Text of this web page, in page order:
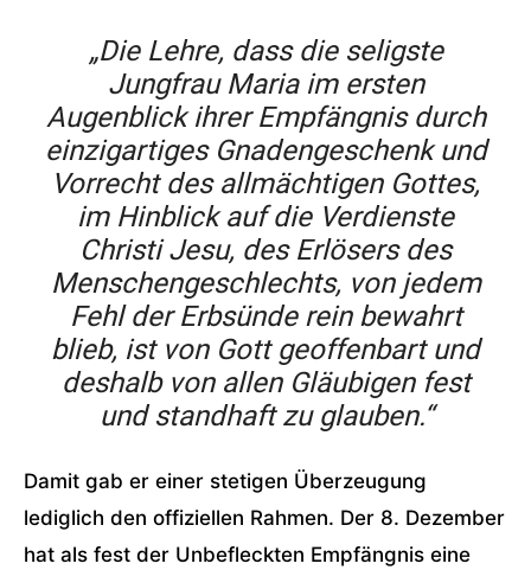
„Die Lehre, dass die seligste
Jungfrau Maria im ersten
Augenblick ihrer Empfängnis durch
einzigartiges Gnadengeschenk und
Vorrecht des allmächtigen Gottes,
im Hinblick auf die Verdienste
Christi Jesu, des Erlösers des
Menschengeschlechts, von jedem
Fehl der Erbsünde rein bewahrt
blieb, ist von Gott geoffenbart und
deshalb von allen Gläubigen fest
und standhaft zu glauben.“
Damit gab er einer stetigen Überzeugung
lediglich den offiziellen Rahmen. Der 8. Dezember
hat als fest der Unbefleckten Empfängnis eine